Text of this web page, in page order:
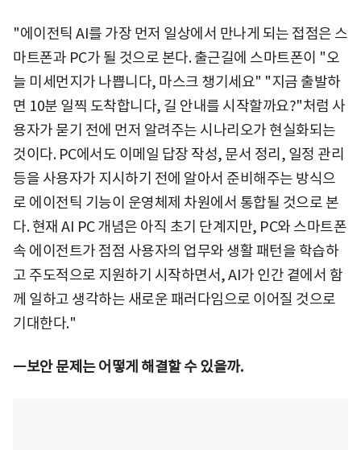
"에이전틱 AI를 가장 먼저 일상에서 만나게 되는 접점은 스
마트폰과 PC가 될 것으로 본다. 출근길에 스마트폰이 "오
늘 미세먼지가 나쁩니다, 마스크 챙기세요" "지금 출발하
면 10분 일찍 도착합니다, 길 안내를 시작할까요?"처럼 사
용자가 묻기 전에 먼저 알려주는 시나리오가 현실화되는
것이다. PC에서도 이메일 답장 작성, 문서 정리, 일정 관리
등을 사용자가 지시하기 전에 알아서 준비해주는 방식으
로 에이전틱 기능이 운영체제 차원에서 통합될 것으로 본
다. 현재 AI PC 개념은 아직 초기 단계지만, PC와 스마트폰
속 에이전트가 점점 사용자의 업무와 생활 패턴을 학습하
고 주도적으로 지원하기 시작하면서, AI가 인간 곁에서 함
께 일하고 생각하는 새로운 패러다임으로 이어질 것으로
기대한다."
ㅡ보안 문제는 어떻게 해결할 수 있을까.